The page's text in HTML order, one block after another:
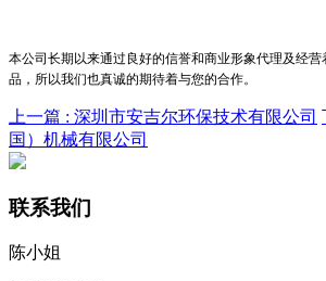
本公司长期以来通过良好的信誉和商业形象代理及经
品，所以我们也真诚的期待着与您的合作。
上一篇 : 深圳市安吉尔环保技术有限公司
国）机械有限公司
联系我们
陈小姐